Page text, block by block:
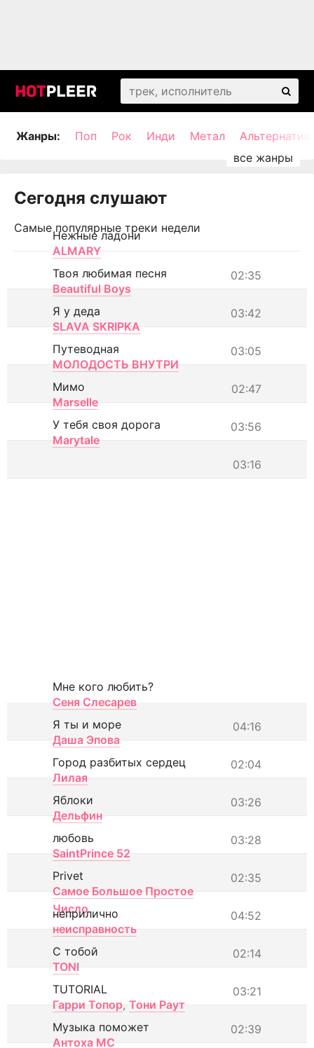
Жанры: Поп Рок Инди Метал
Сегодня слушают
Самые популярные треки недели
Нежные ладони
ALMARY
02:35
Твоя любимая песня
Beautiful Boys
03:42
Я у деда
SLAVA SKRIPKA
03:05
Путеводная
МОЛОДОСТЬ ВНУТРИ
02:47
Мимо
Marselle
03:56
У тебя своя дорога
Marytale
03:16
Мне кого любить?
Сеня Слесарев
04:16
Я ты и море
Даша Эпова
02:04
Город разбитых сердец
Лилая
03:26
Яблоки
Дельфин
03:28
любовь
SaintPrince 52
02:35
Privet
Самое Большое Простое
Число
04:52
неприлично
неисправность
02:14
С тобой
TONI
03:21
TUTORIAL
Гарри Топор, Тони Раут
02:39
Музыка поможет
Антоха МС